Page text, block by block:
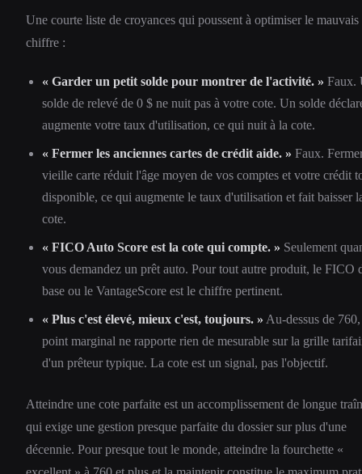
Une courte liste de croyances qui poussent à optimiser le mauvais
chiffre :
« Garder un petit solde pour montrer de l'activité. » Faux.
solde de relevé de 0 $ ne nuit pas à votre cote. Un solde
augmente votre taux d'utilisation, ce qui nuit à la cote.
« Fermer les anciennes cartes de crédit aide. » Faux.
vieille carte réduit l'âge moyen de vos comptes et votre crédit
disponible, ce qui augmente le taux d'utilisation et fait baisser
cote.
« FICO Auto Score est la cote qui compte. » Seulement
vous demandez un prêt auto. Pour tout autre produit, le FICO
base ou le VantageScore est le chiffre pertinent.
« Plus c'est élevé, mieux c'est, toujours. » Au-dessus de
point marginal ne rapporte rien de mesurable sur la grille
d'un prêteur typique. La cote est un signal, pas l'objectif.
Atteindre une cote parfaite est un accomplissement de longue
qui exige une gestion presque parfaite du dossier sur plus d'une
décennie. Pour presque tout le monde, atteindre la fourchette «